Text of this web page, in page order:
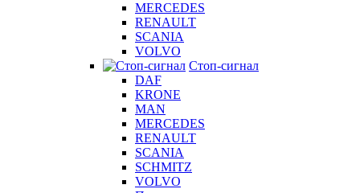
MERCEDES
RENAULT
SCANIA
VOLVO
Стоп-сигнал
DAF
KRONE
MAN
MERCEDES
RENAULT
SCANIA
SCHMITZ
VOLVO